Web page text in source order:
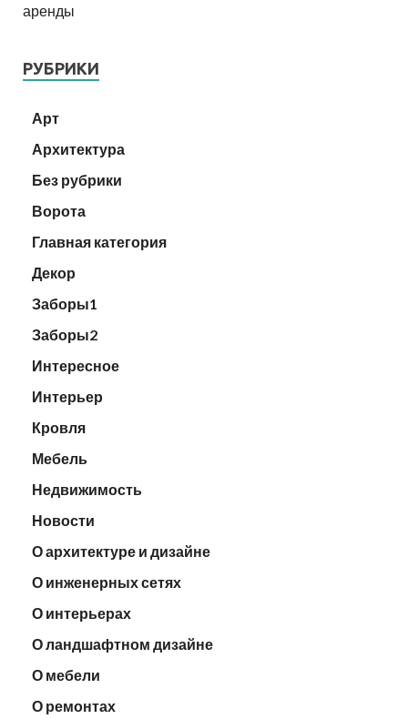
РУБРИКИ
Арт
Архитектура
Без рубрики
Ворота
Главная категория
Декор
Заборы1
Заборы2
Интересное
Интерьер
Кровля
Мебель
Недвижимость
Новости
О архитектуре и дизайне
О инженерных сетях
О интерьерах
О ландшафтном дизайне
О мебели
О ремонтах